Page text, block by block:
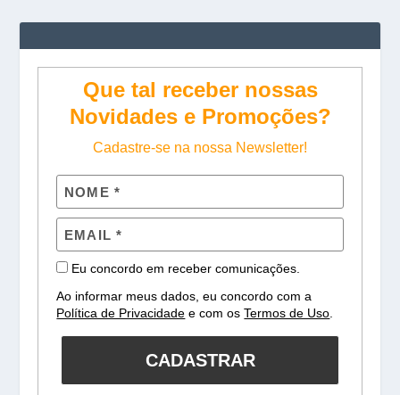
Que tal receber nossas
Novidades e Promoções?
Cadastre-se na nossa Newsletter!
Eu concordo em receber comunicações.
Ao informar meus dados, eu concordo com a
Política de Privacidade e com osTermos de Uso
CADASTRAR